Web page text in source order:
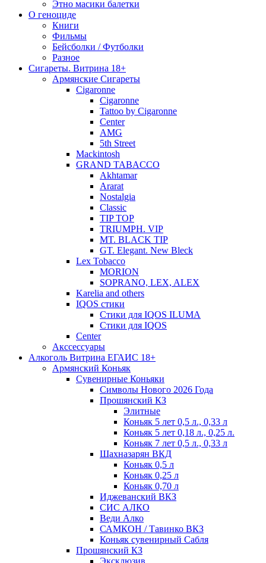
Этно масики балетки
О геноциде
Книги
Фильмы
Бейсболки / Футболки
Разное
Сигареты. Витрина 18+
Армянские Сигареты
Cigaronne
Cigaronne
Tattoo by Cigaronne
Center
AMG
5th Street
Mackintosh
GRAND TABACCO
Akhtamar
Ararat
Nostalgia
Classic
TIP TOP
TRIUMPH. VIP
MT. BLACK TIP
GT. Elegant. New Bleck
Lex Tobacco
MORION
SOPRANO, LEX, ALEX
Karelia and others
IQOS стики
Стики для IQOS ILUMA
Стики для IQOS
Сenter
Акссессуары
Алкоголь Витрина ЕГАИС 18+
Армянский Коньяк
Сувенирные Коньяки
Символы Нового 2026 Года
Прошянский КЗ
Элитные
Коньяк 5 лет 0,5 л., 0,33 л
Коньяк 5 лет 0,18 л., 0,25 л.
Коньяк 7 лет 0,5 л., 0,33 л
Шахназарян ВКД
Коньяк 0,5 л
Коньяк 0,25 л
Коньяк 0,70 л
Иджеванский ВКЗ
СИС АЛКО
Веди Алко
САМКОН / Тавинко ВКЗ
Коньяк сувенирный Сабля
Прошянский КЗ
Эксклюзив